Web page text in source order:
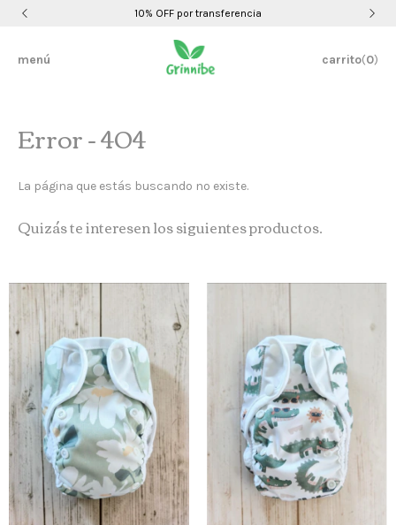
10% OFF por transferencia
menú carrito(0)
Error - 404
La página que estás buscando no existe.
Quizás te interesen los siguientes productos.